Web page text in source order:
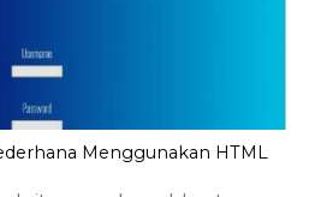
Menggunakan HTML